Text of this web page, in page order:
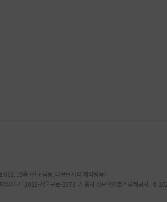
662, 15층 (신도림동, 디큐브시티 제타워동)
업신고 : 2022-서울구로-2373 사용자 정보확인 호스팅제공자 : ©